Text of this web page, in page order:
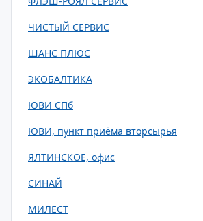
ЧИСТЫЙ СЕРВИС
ШАНС ПЛЮС
ЭКОБАЛТИКА
ЮВИ СПб
ЮВИ, пункт приёма вторсырья
ЯЛТИНСКОЕ, офис
СИНАЙ
МИЛЕСТ